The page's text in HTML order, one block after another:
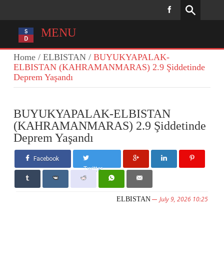
MENU
Home /ELBISTAN /BUYUKYAPALAK-
ELBISTAN (KAHRAMANMARAS) 2.9 Şiddetinde
Deprem Yaşandı
BUYUKYAPALAK-ELBISTAN
(KAHRAMANMARAS) 2.9 Şiddetinde
Deprem Yaşandı
Facebook
Twitter
ELBISTAN July 9, 2026 10:25